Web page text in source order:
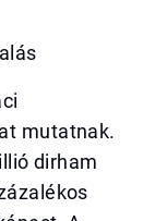
mutatnak.
dirham